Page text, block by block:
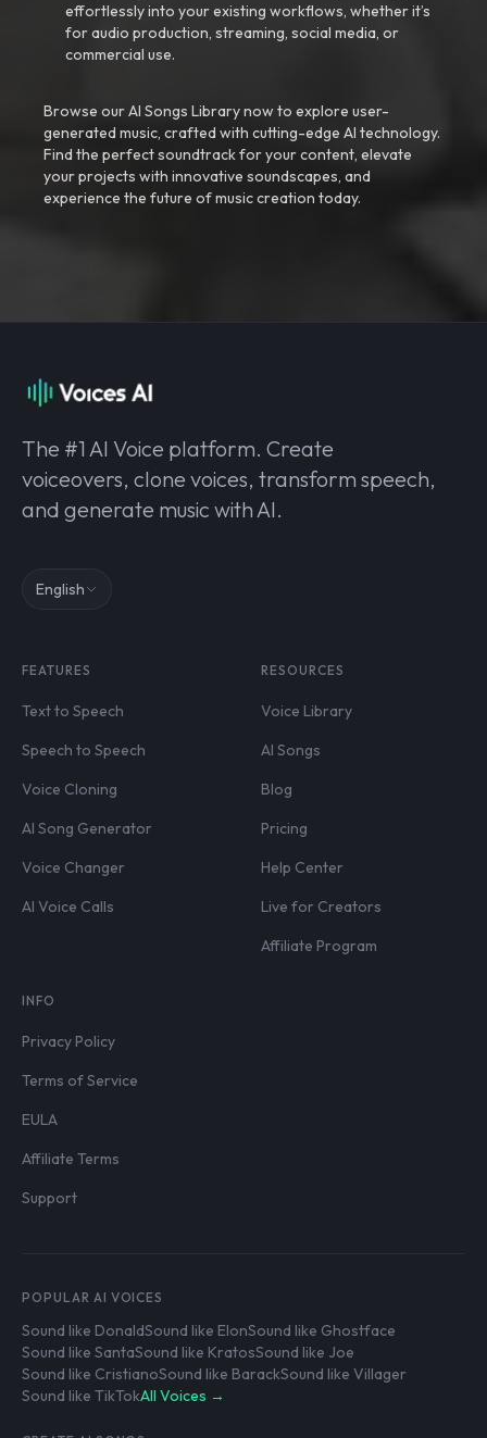
effortlessly into your existing workflows, whether it’s
for audio production, streaming, social media, or
commercial use.
Browse our AI Songs Library now to explore user-
generated music, crafted with cutting-edge AI technology.
Find the perfect soundtrack for your content, elevate
your projects with innovative soundscapes, and
experience the future of music creation today.
The #1 AI Voice platform. Create
voiceovers, clone voices, transform speech,
and generate music with AI.
English
FEATURES
Text to Speech
Speech to Speech
Voice Cloning
AI Song Generator
Voice Changer
AI Voice Calls
RESOURCES
Voice Library
AI Songs
Blog
Pricing
Help Center
Live for Creators
Affiliate Program
INFO
Privacy Policy
Terms of Service
EULA
Affiliate Terms
Support
POPULAR AI VOICES
Sound like DonaldSound like ElonSound like Ghostface
Sound like SantaSound like KratosSound like Joe
Sound like CristianoSound like BarackSound like Villager
Sound like TikTokAll Voices →